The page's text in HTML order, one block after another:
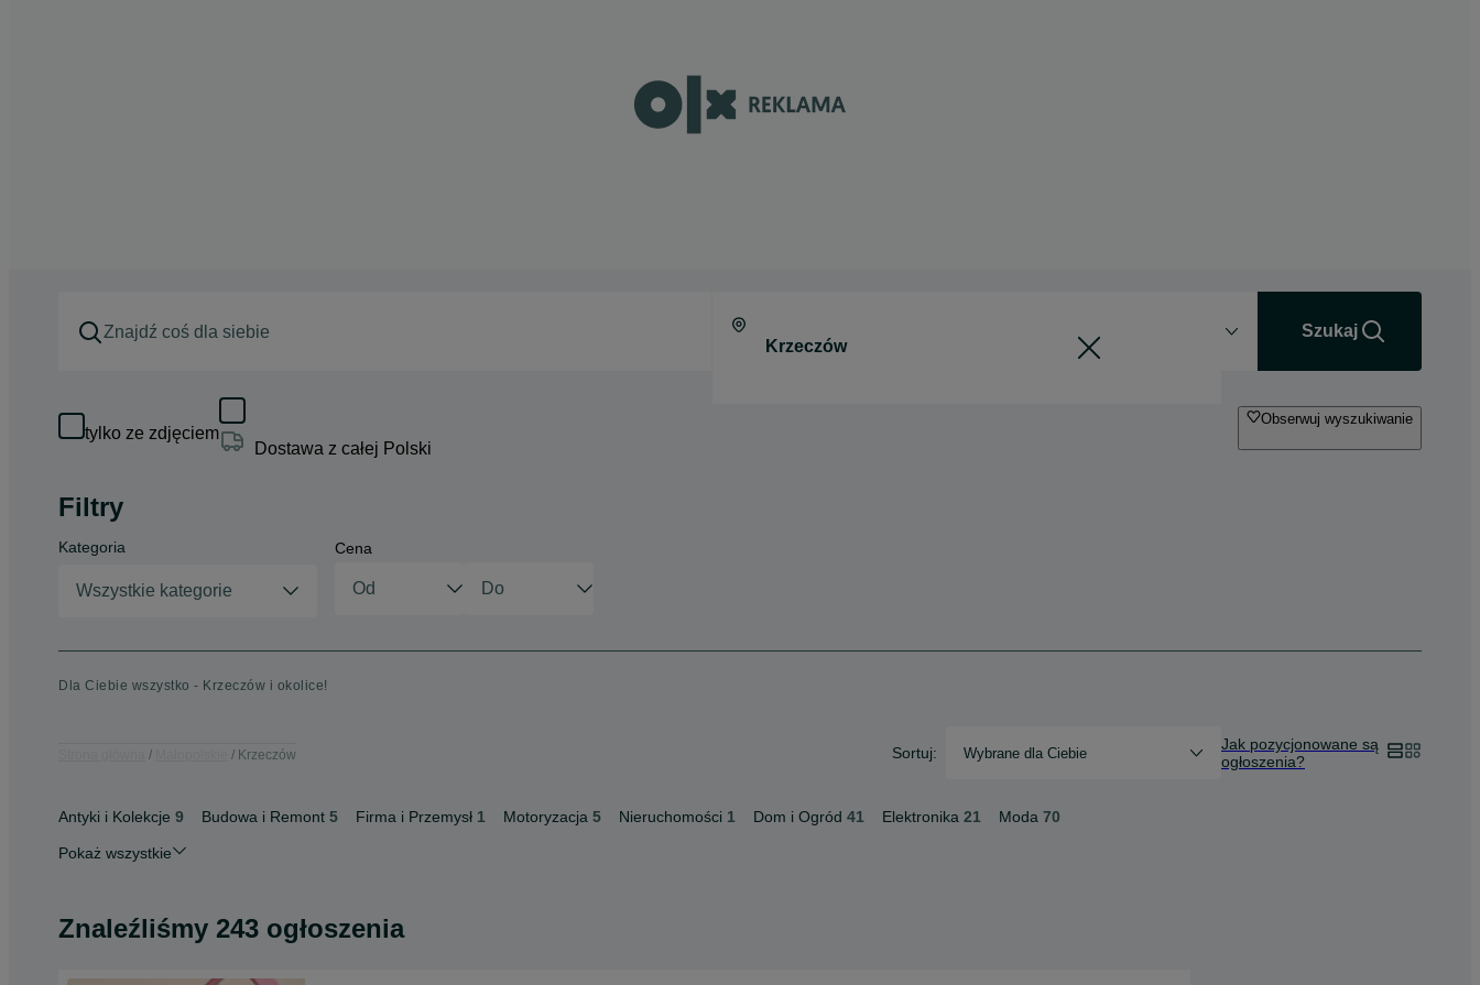
Szukaj
tylko ze zdjęciem
Dostawa z całej Polski
Obserwuj wyszukiwanie
Filtry
Kategoria
Wszystkie kategorie
Cena
Dla Ciebie wszystko - Krzeczów i okolice!
Krzeczów Sortuj: Wybrane dla Ciebie
Jak pozycjonowane są
ogłoszenia?
Antyki i Kolekcje 9 Budowa i Remont 5 Firma i Przemysł 1 Motoryzacja 5 Nieruchomości 1 Dom i Ogród 41 Elektronika 21 Moda 70
Pokaż wszystkie
Znaleźliśmy 243 ogłoszenia